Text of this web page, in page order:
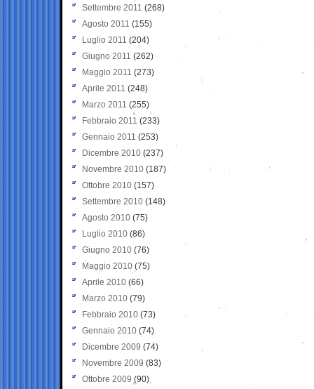
Settembre 2011 (268)
Agosto 2011 (155)
Luglio 2011 (204)
Giugno 2011 (262)
Maggio 2011 (273)
Aprile 2011 (248)
Marzo 2011 (255)
Febbraio 2011 (233)
Gennaio 2011 (253)
Dicembre 2010 (237)
Novembre 2010 (187)
Ottobre 2010 (157)
Settembre 2010 (148)
Agosto 2010 (75)
Luglio 2010 (86)
Giugno 2010 (76)
Maggio 2010 (75)
Aprile 2010 (66)
Marzo 2010 (79)
Febbraio 2010 (73)
Gennaio 2010 (74)
Dicembre 2009 (74)
Novembre 2009 (83)
Ottobre 2009 (90)